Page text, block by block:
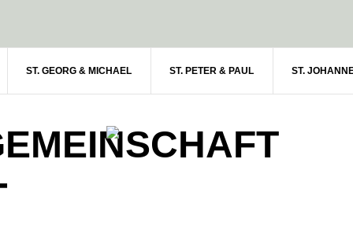
ST. GEORG & MICHAEL ST. PETER & PAUL ST.